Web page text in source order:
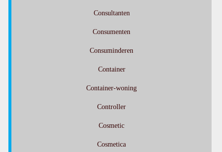
Consultanten
Consumenten
Consuminderen
Container
Container-woning
Controller
Cosmetic
Cosmetica